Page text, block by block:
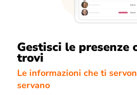
Gestisci le presenze
trovi
Le informazioni che ti
servano